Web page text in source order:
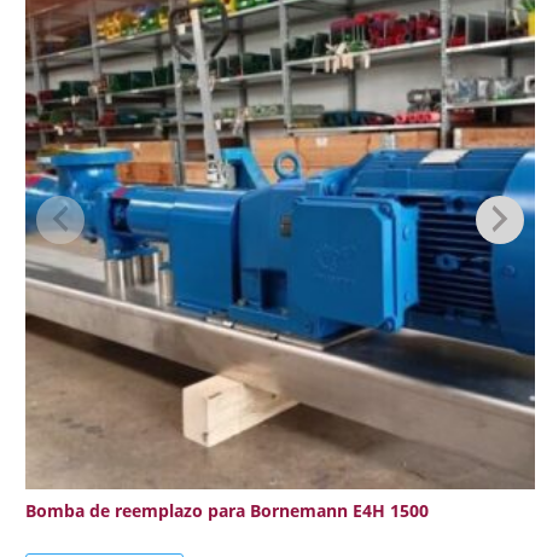
Bomba de reemplazo para Bornemann E4H 1500